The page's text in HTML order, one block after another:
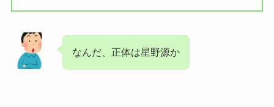
なんだ、正体は星野源か